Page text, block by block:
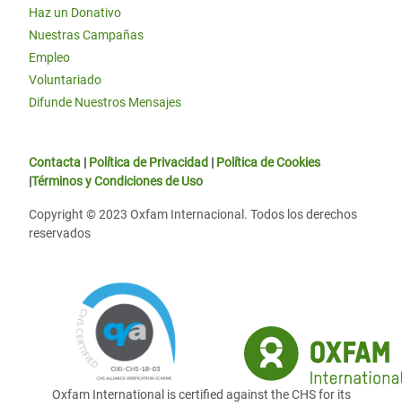
Haz un Donativo
Nuestras Campañas
Empleo
Voluntariado
Difunde Nuestros Mensajes
Contacta | Política de Privacidad | Política de Cookies
|Términos y Condiciones de Uso
Copyright © 2023 Oxfam Internacional. Todos los derechos
reservados
Oxfam International is certified against the CHS for its